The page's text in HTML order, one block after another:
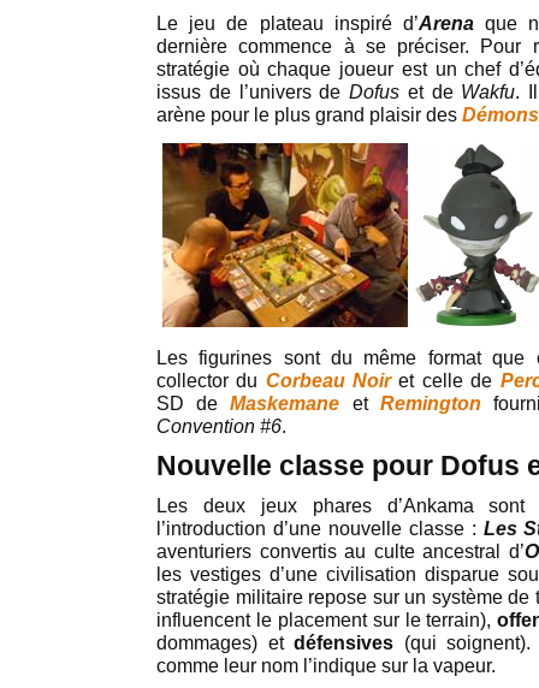
Le jeu de plateau inspiré d’Arena que
dernière commence à se préciser. Pour
stratégie où chaque joueur est un chef
issus de l’univers deDofus et de Wakfu.
arène pour le plus grand plaisir des
Les figurines sont du même format
collector du Corbeau Noiret celle de
SD deMaskemane et Remington
Convention #6.
Nouvelle classe pour Dofus
Les deux jeux phares d’Ankama sont
l’introduction d’une nouvelle classe : Les
aventuriers convertis au culte ancestral d’
les vestiges d’une civilisation disparue
stratégie militaire repose sur un système
influencent le placement sur le terrain),
dommages) et défensives (qui
comme leur nom l’indique sur la vapeur.